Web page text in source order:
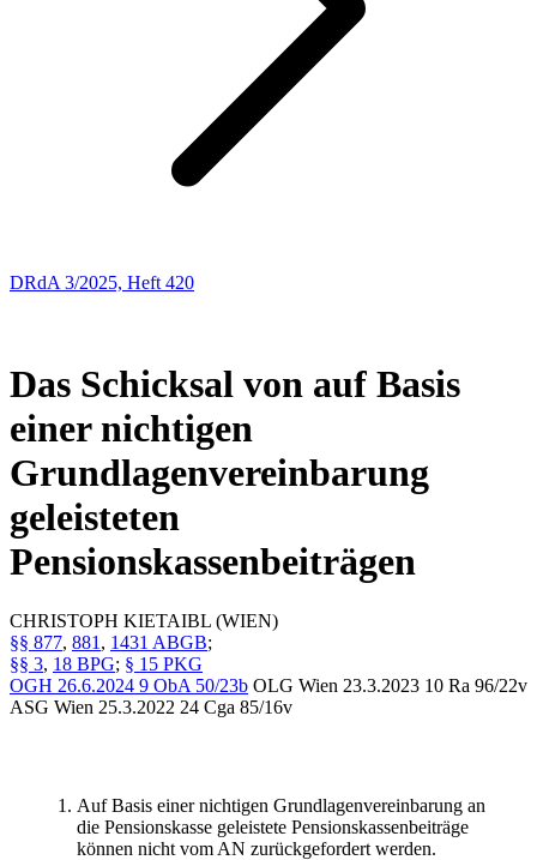
DRdA 3/2025, Heft 420
Das Schicksal von auf Basis
einer nichtigen
Grundlagenvereinbarung
geleisteten
Pensionskassenbeiträgen
CHRISTOPH KIETAIBL (WIEN)
§§ 877, 881 , 1431 ABGB;
§§ 3, 18 BPG; § 15 PKG
OGH 26.6.2024 9 ObA 50/23b OLG Wien 23.3.2023 10 Ra 96/22v
ASG Wien 25.3.2022 24 Cga 85/16v
Auf Basis einer nichtigen Grundlagenvereinbarung an
die Pensionskasse geleistete Pensionskassenbeiträge
können nicht vom AN zurückgefordert werden.